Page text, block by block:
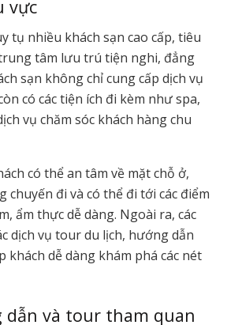
vực
tụ nhiều khách sạn cao cấp, tiêu
tâm lưu trú tiện nghi, đẳng
sạn không chỉ cung cấp dịch vụ
có các tiện ích đi kèm như spa,
vụ chăm sóc khách hàng chu
có thể an tâm về mặt chỗ ở,
chuyến đi và có thể đi tới các điểm
ẩm thực dễ dàng. Ngoài ra, các
dịch vụ tour du lịch, hướng dẫn
khách dễ dàng khám phá các nét
dẫn và tour tham quan